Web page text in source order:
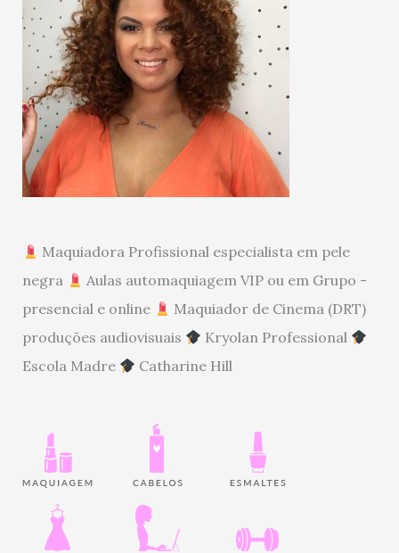
Maquiadora Profissional especialista em pele
negra
Aulas automaquiagem VIP ou em Grupo -
presencial e online
Maquiador de Cinema (DRT)
produções audiovisuais
Kryolan Professional
Escola Madre
Catharine Hill